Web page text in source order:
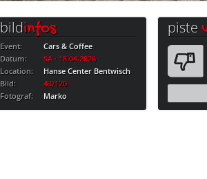
bildinfos
Event:
Cars & Coffee
Datum:
SA · 18.04.2026
Location:
Hanse Center Bentwisch
Bild:
43/120
Fotograf:
Marko
piste